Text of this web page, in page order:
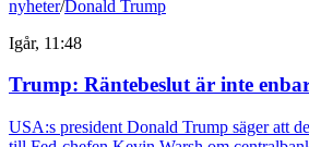
nyheter/Donald Trump
Igår, 11:48
Trump: Räntebeslut är inte
USA:s president Donald Trump säger att